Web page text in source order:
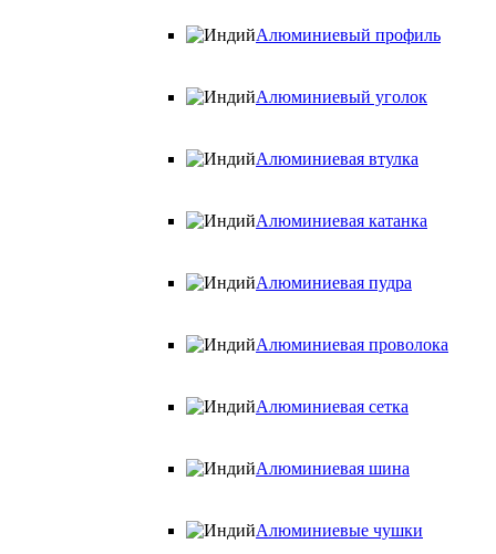
Алюминиевый профиль
Алюминиевый уголок
Алюминиевая втулка
Алюминиевая катанка
Алюминиевая пудра
Алюминиевая проволока
Алюминиевая сетка
Алюминиевая шина
Алюминиевые чушки